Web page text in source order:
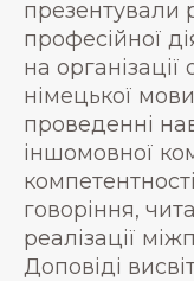
презентували
професійної
на організації
німецької
проведенні
іншомовної
говоріння,
реалізації
Доповіді